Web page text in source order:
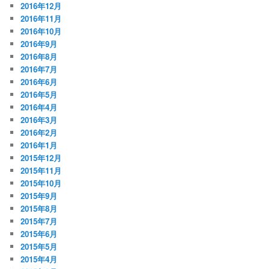
2016年12月
2016年11月
2016年10月
2016年9月
2016年8月
2016年7月
2016年6月
2016年5月
2016年4月
2016年3月
2016年2月
2016年1月
2015年12月
2015年11月
2015年10月
2015年9月
2015年8月
2015年7月
2015年6月
2015年5月
2015年4月